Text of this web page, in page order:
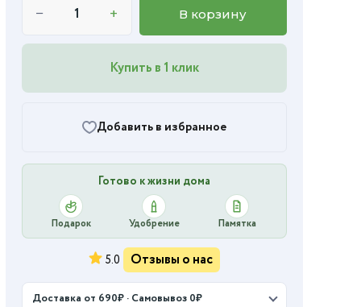
− + В корзину
Купить в 1 клик
Добавить в избранное
Готово к жизни дома
Подарок Удобрение Памятка
5.0 Отзывы о нас
Доставка от 690₽ · Самовывоз 0₽